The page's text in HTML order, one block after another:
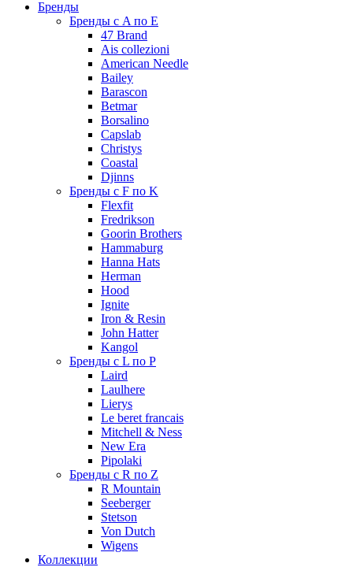
Бренды
Бренды с A по E
47 Brand
Ais collezioni
American Needle
Bailey
Barascon
Betmar
Borsalino
Capslab
Christys
Coastal
Djinns
Бренды с F по K
Flexfit
Fredrikson
Goorin Brothers
Hammaburg
Hanna Hats
Herman
Hood
Ignite
Iron & Resin
John Hatter
Kangol
Бренды с L по P
Laird
Laulhere
Lierys
Le beret francais
Mitchell & Ness
New Era
Pipolaki
Бренды с R по Z
R Mountain
Seeberger
Stetson
Von Dutch
Wigens
Коллекции